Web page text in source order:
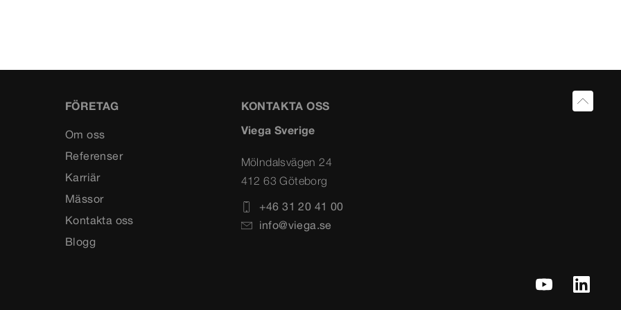
FÖRETAG
Om oss
Referenser
Karriär
Mässor
Kontakta oss
Blogg
KONTAKTA OSS
Viega Sverige
Mölndalsvägen 24
412 63 Göteborg
+46 31 20 41 00
info@viega.se